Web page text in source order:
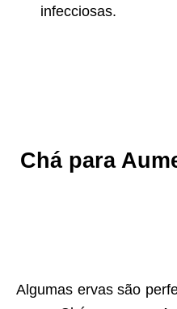
infecciosas.
Chá para
Algumas ervas são